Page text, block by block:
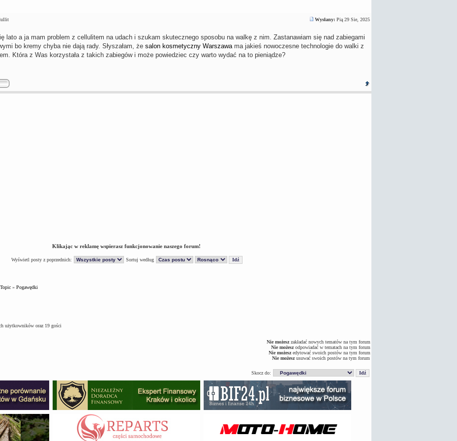
Wysłany:Pią 29 Sie, 2025
lato a ja mam problem z cellulitem na udach i szukam skutecznego sposobu na walkę z nim. Zastanawiam się nad zabiegami
bo kremy chyba nie dają rady. Słyszałam, że salon kosmetyczny Warszawama jakieś nowoczesne technologie do walki z
Która z Was korzystała z takich zabiegów i może powiedziec czy warto wydać na to pieniądze?
Klikając w reklamę wspierasz funkcjonowanie naszego forum!
Wyświetl posty z poprzednich:
Sortuj według
» Pogawędki
użytkowników oraz 19 gości
Nie możeszzakładać nowych tematów na tym forum
Nie możeszodpowiadać w tematach na tym forum
Nie możeszedytować swoich postów na tym forum
Nie możeszusuwać swoich postów na tym forum
Skocz do: